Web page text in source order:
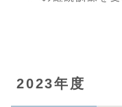
2023年度